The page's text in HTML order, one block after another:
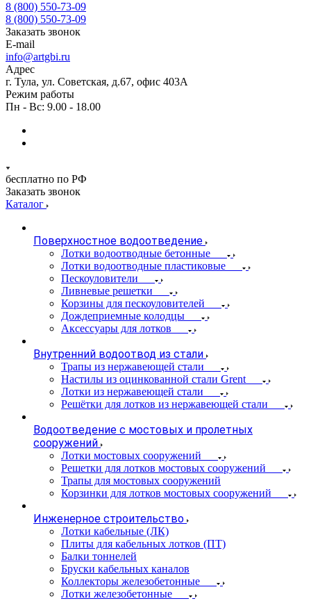
8 (800) 550-73-09
8 (800) 550-73-09
Заказать звонок
E-mail
info@artgbi.ru
Адрес
г. Тула, ул. Советская, д.67, офис 403А
Режим работы
Пн - Вс: 9.00 - 18.00
бесплатно по РФ
Заказать звонок
Каталог
Поверхностное водоотведение
Лотки водоотводные бетонные
Лотки водоотводные пластиковые
Пескоуловители
Ливневые решетки
Корзины для пескоуловителей
Дождеприемные колодцы
Аксессуары для лотков
Внутренний водоотвод из стали
Трапы из нержавеющей стали
Настилы из оцинкованной стали Grent
Лотки из нержавеющей стали
Решётки для лотков из нержавеющей стали
Водоотведение с мостовых и пролетных
сооружений
Лотки мостовых сооружений
Решетки для лотков мостовых сооружений
Трапы для мостовых сооружений
Корзинки для лотков мостовых сооружений
Инженерное строительство
Лотки кабельные (ЛК)
Плиты для кабельных лотков (ПТ)
Балки тоннелей
Бруски кабельных каналов
Коллекторы железобетонные
Лотки железобетонные